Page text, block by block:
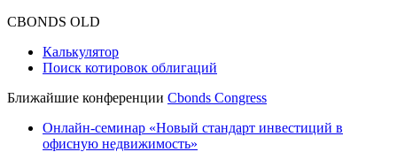
CBONDS OLD
Калькулятор
Поиск котировок облигаций
Ближайшие конференции Cbonds Congress
Онлайн-семинар «Новый стандарт инвестиций в
офисную недвижимость»